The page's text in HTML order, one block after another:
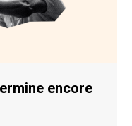
encore